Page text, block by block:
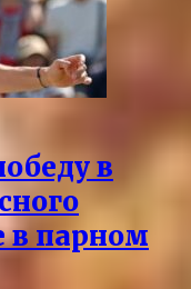
в
в парном